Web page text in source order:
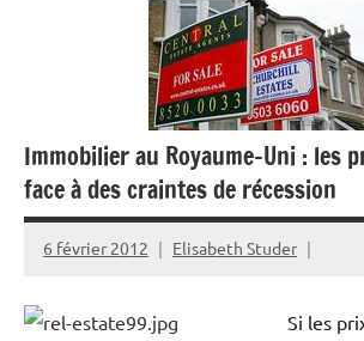
Immobilier au Royaume-Uni : les
face à des craintes de récession
6 février 2012 Elisabeth Studer
Si les